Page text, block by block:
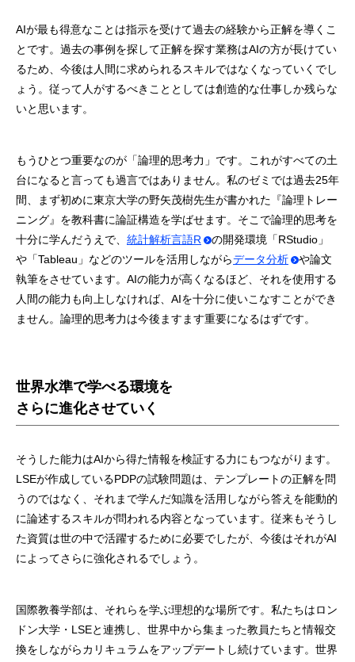
AIが最も得意なことは指示を受けて過去の経験から正解を導くこ
とです。過去の事例を探して正解を探す業務はAIの方が長けてい
るため、今後は人間に求められるスキルではなくなっていくでし
ょう。従って人がするべきこととしては創造的な仕事しか残らな
いと思います。
もうひとつ重要なのが「論理的思考力」です。これがすべての土
台になると言っても過言ではありません。私のゼミでは過去25年
間、まず初めに東京大学の野矢茂樹先生が書かれた『論理トレー
ニング』を教科書に論証構造を学ばせます。そこで論理的思考を
十分に学んだうえで、 統計解析言語R
の開発環境「RStudio」
や「Tableau」などのツールを活用しながらデータ分析
や論文
執筆をさせています。AIの能力が高くなるほど、それを使用する
人間の能力も向上しなければ、AIを十分に使いこなすことができ
ません。論理的思考力は今後ますます重要になるはずです。
世界水準で学べる環境を
さらに進化させていく
そうした能力はAIから得た情報を検証する力にもつながります。
LSEが作成しているPDPの試験問題は、テンプレートの正解を問
うのではなく、それまで学んだ知識を活用しながら答えを能動的
に論述するスキルが問われる内容となっています。従来もそうし
た資質は世の中で活躍するために必要でしたが、今後はそれがAI
によってさらに強化されるでしょう。
国際教養学部は、それらを学ぶ理想的な場所です。私たちはロン
ドン大学・LSEと連携し、世界中から集まった教員たちと情報交
換をしながらカリキュラムをアップデートし続けています。世界